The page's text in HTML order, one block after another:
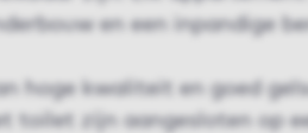
en een inpandige
hoge kwaliteit en goed
toilet zijn aangesloten op